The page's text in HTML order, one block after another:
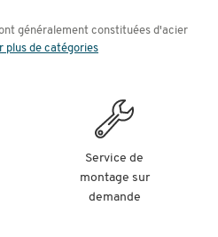
généralement constituées d'acier
plus de catégories
Service de
montage sur
demande